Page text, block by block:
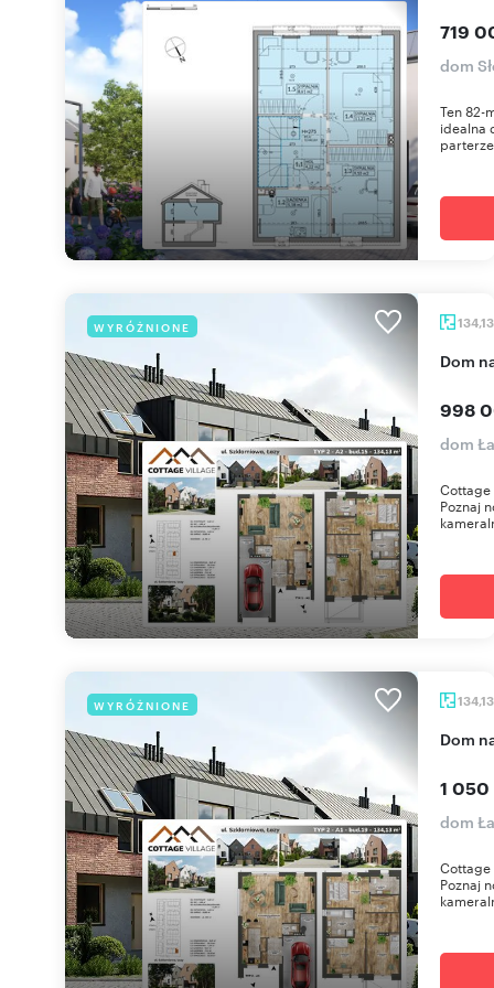
719
dom
Ten 82-
idealna
WYRÓŻNIONE
dom
998
dom
Cottage
Poznaj
WYRÓŻNIONE
dom
1 050
dom
Cottage
Poznaj